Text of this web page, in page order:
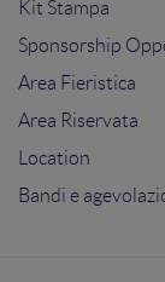
Kit Stampa
Sponsorship
Area Fieristica
Area Riservata
Location
Bandi e